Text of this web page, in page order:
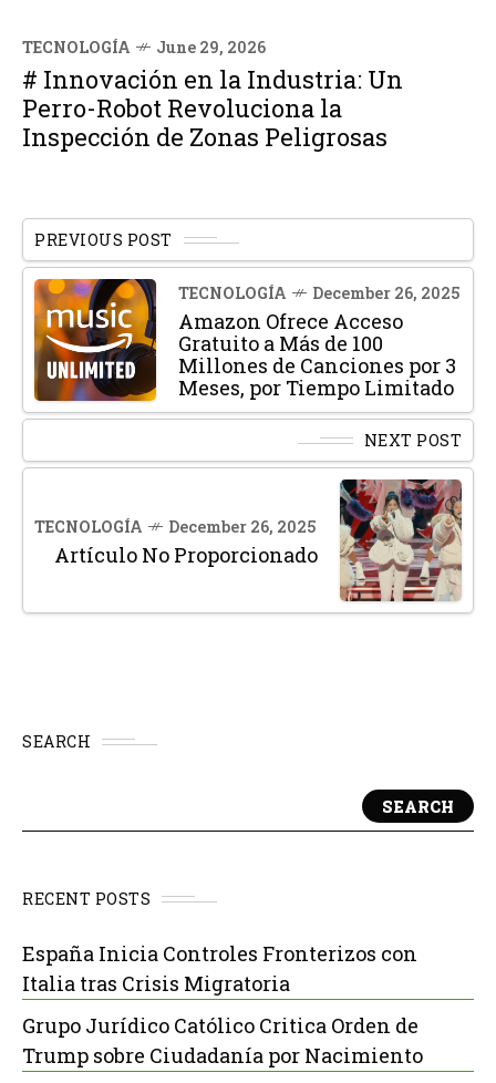
TECNOLOGÍA June 29, 2026
# Innovación en la Industria: Un
Perro-Robot Revoluciona la
Inspección de Zonas Peligrosas
PREVIOUS POST
TECNOLOGÍA December 26, 2025
Amazon Ofrece Acceso
Gratuito a Más de 100
Millones de Canciones por 3
Meses, por Tiempo Limitado
NEXT POST
TECNOLOGÍA December 26, 2025
Artículo No Proporcionado
SEARCH
SEARCH
RECENT POSTS
España Inicia Controles Fronterizos con
Italia tras Crisis Migratoria
Grupo Jurídico Católico Critica Orden de
Trump sobre Ciudadanía por Nacimiento